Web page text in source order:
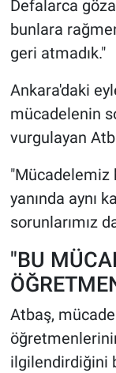
Defalarca
bunlara
geri atmadık."
Ankara'daki
mücadelenin
vurgulayan
"Mücadelemiz
yanında aynı
sorunlarımız
"BU
Atbaş,
ilgilendirdiğini